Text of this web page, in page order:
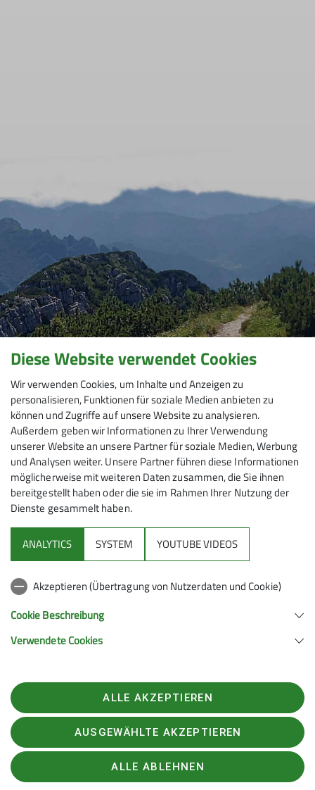
Mitmachen
Klettern
Service
63450 Hanau
Telefon +496181257071
Datenschutz-Einstellungen
Datenschutz
Diese Website verwendet Cookies
Wir verwenden Cookies, um Inhalte und Anzeigen zu
personalisieren, Funktionen für soziale Medien anbieten zu
können und Zugriffe auf unsere Website zu analysieren.
Außerdem geben wir Informationen zu Ihrer Verwendung
unserer Website an unsere Partner für soziale Medien, Werbung
und Analysen weiter. Unsere Partner führen diese Informationen
möglicherweise mit weiteren Daten zusammen, die Sie ihnen
bereitgestellt haben oder die sie im Rahmen Ihrer Nutzung der
Dienste gesammelt haben.
ANALYTICS SYSTEM YOUTUBE VIDEOS
Akzeptieren (Übertragung von Nutzerdaten und Cookie)
Cookie Beschreibung
Verwendete Cookies
ALLE AKZEPTIEREN
AUSGEWÄHLTE AKZEPTIEREN
ALLE ABLEHNEN